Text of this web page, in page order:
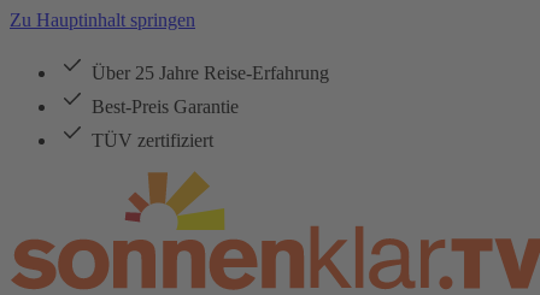
Zu Hauptinhalt springen
Über 25 Jahre Reise-Erfahrung
Best-Preis Garantie
TÜV zertifiziert